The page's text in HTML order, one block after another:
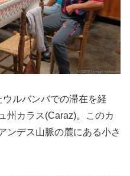
ルバンバでの滞在を経
州カラス(Caraz)。このカ
ンデス山脈の麓にある小さ